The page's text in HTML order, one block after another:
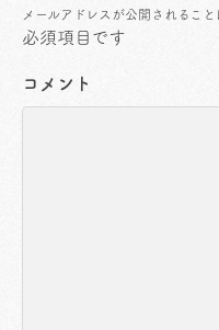
メールアドレスが公開されること
必須項目です
コメント